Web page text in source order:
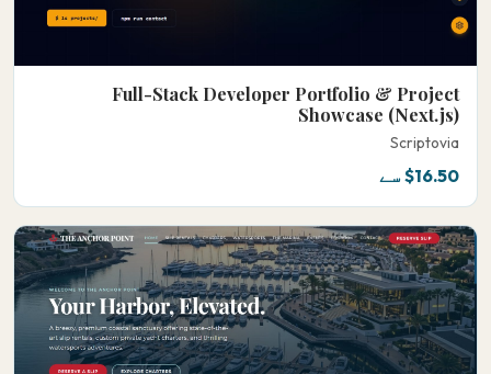
Full-Stack Developer Portfolio & Project
Showcase (Next.js)
Scriptovia
$16.50 سے